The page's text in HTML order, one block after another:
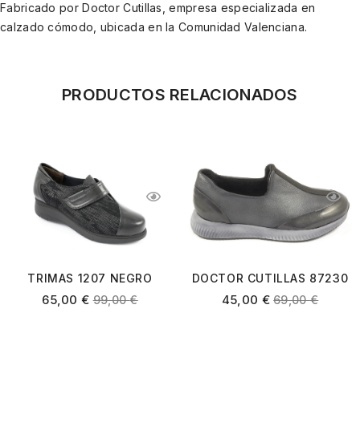
Fabricado por Doctor Cutillas, empresa especializada en
calzado cómodo, ubicada en la Comunidad Valenciana.
PRODUCTOS RELACIONADOS
TRIMAS 1207 NEGRO
65,00€ 99,00€
DOCTOR CUTILLAS 87230
GRIS
45,00 € 69,00€